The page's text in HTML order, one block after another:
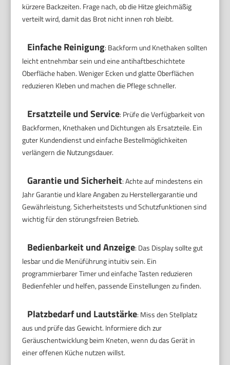
kürzere Backzeiten. Frage nach, ob die Hitze gleichmäßig
verteilt wird, damit das Brot nicht innen roh bleibt.
Einfache Reinigung: Backform und Knethaken sollten
leicht entnehmbar sein und eine antihaftbeschichtete
Oberfläche haben. Weniger Ecken und glatte Oberflächen
reduzieren Kleben und machen die Pflege schneller.
Ersatzteile und Service: Prüfe die Verfügbarkeit von
Backformen, Knethaken und Dichtungen als Ersatzteile. Ein
guter Kundendienst und einfache Bestellmöglichkeiten
verlängern die Nutzungsdauer.
Garantie und Sicherheit: Achte auf mindestens ein
Jahr Garantie und klare Angaben zu Herstellergarantie und
Gewährleistung. Sicherheitstests und Schutzfunktionen sind
wichtig für den störungsfreien Betrieb.
Bedienbarkeit und Anzeige: Das Display sollte gut
lesbar und die Menüführung intuitiv sein. Ein
programmierbarer Timer und einfache Tasten reduzieren
Bedienfehler und helfen, passende Einstellungen zu finden.
Platzbedarf und Lautstärke: Miss den Stellplatz
aus und prüfe das Gewicht. Informiere dich zur
Geräuschentwicklung beim Kneten, wenn du das Gerät in
einer offenen Küche nutzen willst.